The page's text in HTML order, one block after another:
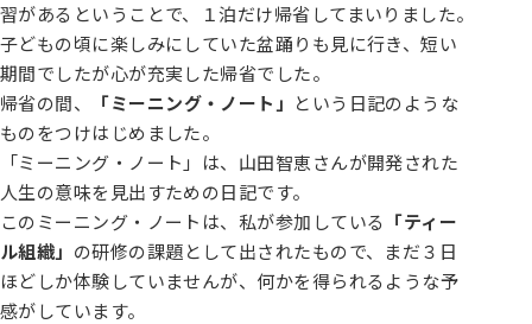
習があるということで、１泊だけ帰省してまいりました。
子どもの頃に楽しみにしていた盆踊りも見に行き、短い
期間でしたが心が充実した帰省でした。
帰省の間、
「ミーニング・ノート」 という日記のような
ものをつけはじめました。
「ミーニング・ノート」は、山田智恵さんが開発された
人生の意味を見出すための日記です。
このミーニング・ノートは、私が参加している 「ティー
ル組織」 の研修の課題として出されたもので、まだ３日
ほどしか体験していませんが、何かを得られるような予
感がしています。